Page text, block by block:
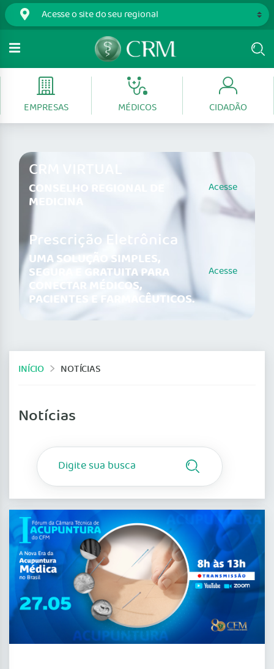
EMPRESAS MÉDICOS CIDADÃO
CRM VIRTUAL
CONSELHO REGIONAL DE
MEDICINA
Acesse
Prescrição Eletrônica
UMA SOLUÇÃO SIMPLES,
SEGURA E GRATUITA PARA
CONECTAR MÉDICOS,
PACIENTES E FARMACÊUTICOS.
Acesse
INÍCIO NOTÍCIAS
Notícias